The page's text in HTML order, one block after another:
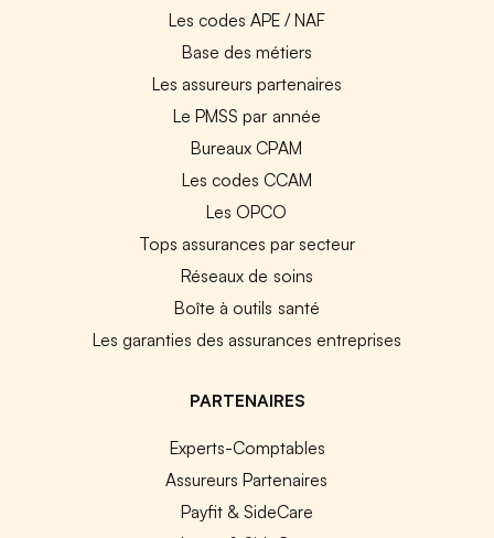
Les codes APE / NAF
Base des métiers
Les assureurs partenaires
Le PMSS par année
Bureaux CPAM
Les codes CCAM
Les OPCO
Tops assurances par secteur
Réseaux de soins
Boîte à outils santé
Les garanties des assurances entreprises
PARTENAIRES
Experts-Comptables
Assureurs Partenaires
Payfit & SideCare